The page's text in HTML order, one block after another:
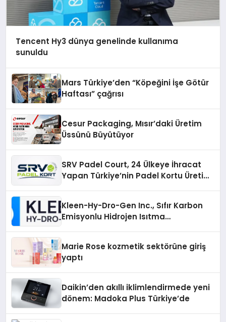
Tencent Hy3 dünya genelinde kullanıma
sunuldu
Mars Türkiye’den “Köpeğini İşe Götür
Haftası” çağrısı
Cesur Packaging, Mısır’daki Üretim
Üssünü Büyütüyor
SRV Padel Court, 24 Ülkeye İhracat
Yapan Türkiye’nin Padel Kortu Üretim
Kleen-Hy-Dro-Gen Inc., Sıfır Karbon
Emisyonlu Hidrojen Isıtma
Marie Rose kozmetik sektörüne giriş
yaptı
Daikin’den akıllı iklimlendirmede yeni
dönem: Madoka Plus Türkiye’de